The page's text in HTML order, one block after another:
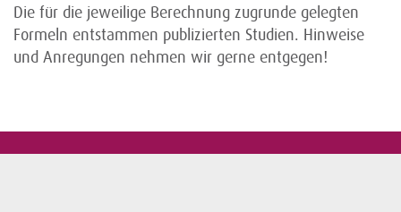
Die für die jeweilige Berechnung zugrunde gelegten
Formeln entstammen publizierten Studien. Hinweise
und Anregungen nehmen wir gerne entgegen!